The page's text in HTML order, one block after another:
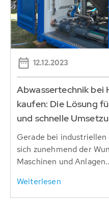
12.12.2023
Abwassertechnik bei
kaufen: Die Lösung
und schnelle
Gerade bei
sich zunehmend der
Maschinen und
Weiterlesen